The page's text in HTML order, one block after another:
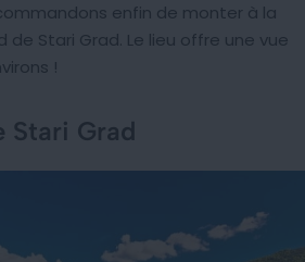
enfin de monter à la
de Stari Grad. Le lieu offre une vue
!
Stari Grad